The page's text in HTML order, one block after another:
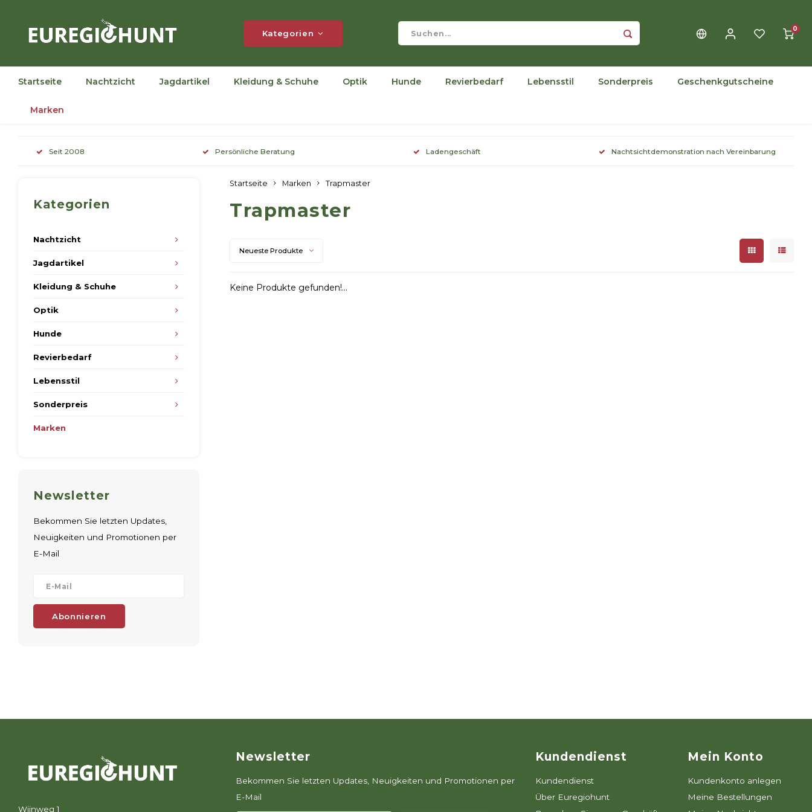
Kategorien 0
Startseite Nachtzicht Jagdartikel Kleidung & Schuhe Optik Hunde Revierbedarf Lebensstil Sonderpreis Geschenkgutscheine
Marken
Seit 2008 Persönliche Beratung Ladengeschäft Nachtsichtdemonstration nach Vereinbarung
Kategorien
Nachtzicht
Jagdartikel
Kleidung & Schuhe
Optik
Hunde
Revierbedarf
Lebensstil
Sonderpreis
Marken
Newsletter
Bekommen Sie letzten Updates,
Neuigkeiten und Promotionen per
E-Mail
Abonnieren
Startseite Marken Trapmaster
Trapmaster
Neueste Produkte
Keine Produkte gefunden!...
Wijnweg 1
Newsletter
Bekommen Sie letzten Updates, Neuigkeiten und Promotionen per
E-Mail
Kundendienst
Kundendienst
Über Euregiohunt
Mein Konto
Kundenkonto anlegen
Meine Bestellungen